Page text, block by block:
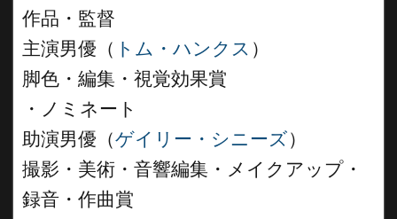
作品・監督
主演男優（ トム・ハンクス ）
脚色・編集・視覚効果賞
・ノミネート
助演男優（ゲイリー・シニーズ）
撮影・美術・音響編集・メイクアップ・
録音・作曲賞